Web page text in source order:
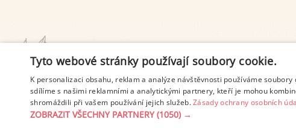
PODMÍNKY UŽITÍ
Tyto webové stránky používají soubory cookie.
K personalizaci obsahu, reklam a analýze návštěvnosti používáme
sdílíme s našimi reklamními a analytickými partnery, kteří je mohou
shromáždili při vašem používání jejich služeb.Zásady ochrany osobních
ZOBRAZIT VŠECHNY PARTNERY(1050) →